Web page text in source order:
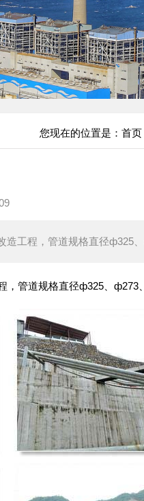
您现在的位置是： 首页
造工程，管道规格直径ф325
，管道规格直径ф325、ф273